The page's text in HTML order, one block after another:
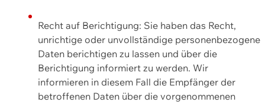
Recht auf Berichtigung: Sie haben das Recht,
unrichtige oder unvollständige personenbezogene
Daten berichtigen zu lassen und über die
Berichtigung informiert zu werden. Wir
informieren in diesem Fall die Empfänger der
betroffenen Daten über die vorgenommenen